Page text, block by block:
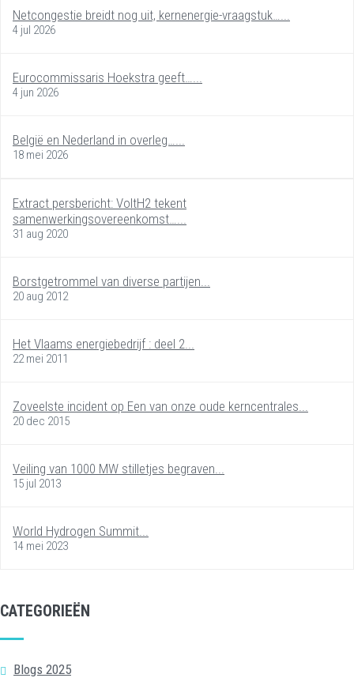
Netcongestie breidt nog uit, kernenergie-vraagstuk…...
4 jul 2026
Eurocommissaris Hoekstra geeft…...
4 jun 2026
België en Nederland in overleg…...
18 mei 2026
Extract persbericht: VoltH2 tekent
samenwerkingsovereenkomst…...
31 aug 2020
Borstgetrommel van diverse partijen...
20 aug 2012
Het Vlaams energiebedrijf : deel 2...
22 mei 2011
Zoveelste incident op Een van onze oude kerncentrales...
20 dec 2015
Veiling van 1000 MW stilletjes begraven...
15 jul 2013
World Hydrogen Summit...
14 mei 2023
CATEGORIEËN
Blogs 2025